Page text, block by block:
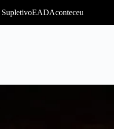
SupletivoEADAconteceu